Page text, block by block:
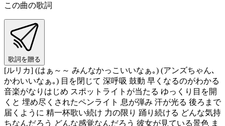
この曲の歌詞
歌詞を贈る
[ルリカ] (はぁ～～ みんなかっこいいなぁ｡) (アンズちゃん､
かわいいなぁ｡) 目を閉じて 深呼吸 鼓動 早くなるのがわかる
音楽がなりはじめ スポットライトが当たる ゆっくり目を開
くと 埋め尽くされたペンライト 息が弾み 汗が光る 後ろまで
届くように 精一杯歌い続け 力の限り 踊り続ける どんな気持
ちなんだろう どんな感覚なんだろう 彼女が見ている景色 ま